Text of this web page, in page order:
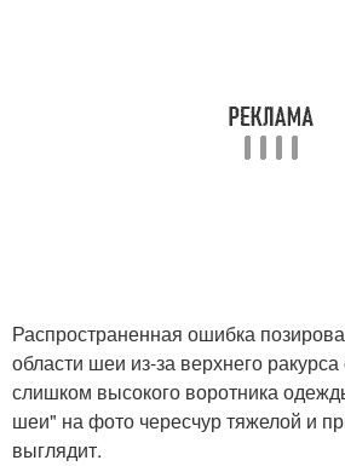
Распространенная ошибка
области шеи из-за верхнего
слишком высокого воротника
шеи" на фото чересчур тяжелой и
выглядит.